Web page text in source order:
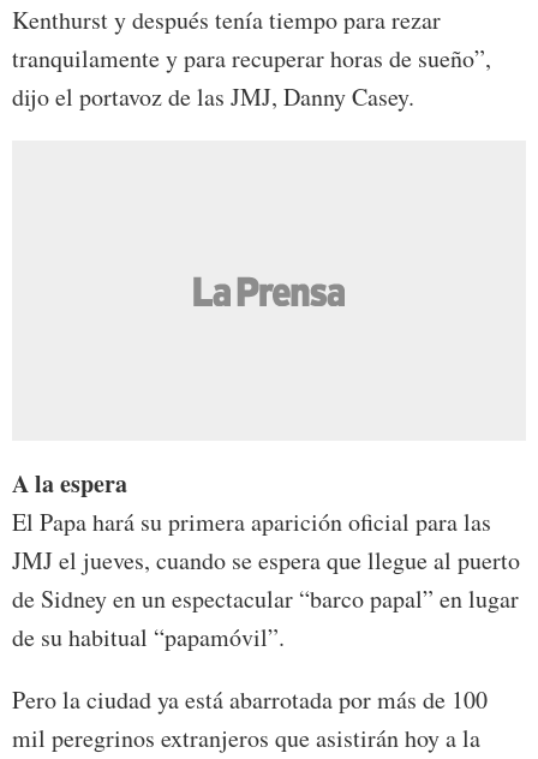
Kenthurst y después tenía tiempo para rezar
tranquilamente y para recuperar horas de sueño”,
dijo el portavoz de las JMJ, Danny Casey.
A la espera
El Papa hará su primera aparición oficial para las
JMJ el jueves, cuando se espera que llegue al puerto
de Sidney en un espectacular “barco papal” en lugar
de su habitual “papamóvil”.
Pero la ciudad ya está abarrotada por más de 100
mil peregrinos extranjeros que asistirán hoy a la